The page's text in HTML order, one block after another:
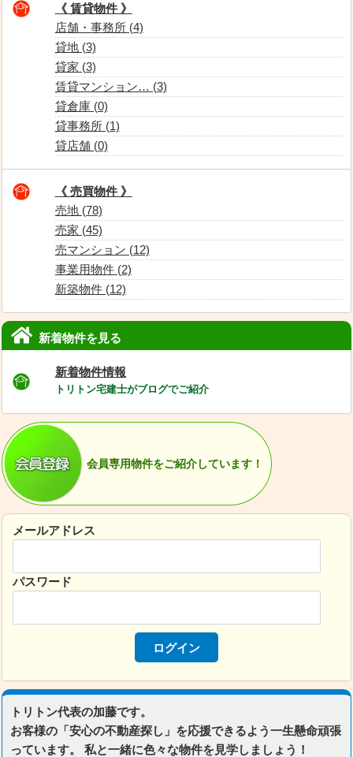
《 賃貸物件 》
店舗・事務所 (4)
貸地 (3)
貸家 (3)
賃貸マンション… (3)
貸倉庫 (0)
貸事務所 (1)
貸店舗 (0)
《 売買物件 》
売地 (78)
売家 (45)
売マンション (12)
事業用物件 (2)
新築物件 (12)
新着物件を見る
新着物件情報
トリトン宅建士がブログでご紹介
会員専用物件をご紹介しています！
メールアドレス
パスワード
トリトン代表の加藤です。
お客様の「安心の不動産探し」を応援できるよう一生懸命頑張
っています。 私と一緒に色々な物件を見学しましょう！